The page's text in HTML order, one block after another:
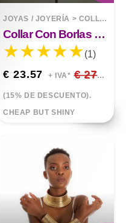
JOYAS / JOYERÍA > COLLARES
Collar Con Borlas De Diamantes De Imitación, Cadena Para El Cuerpo, Cabestro
(1)
€ 23.57 + IVA* € 27.73
(15% DE DESCUENTO).
CHEAP BUT SHINY